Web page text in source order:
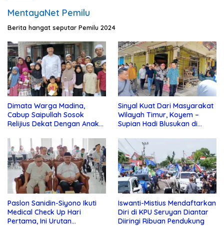
MentayaNet Pemilu
Berita hangat seputar Pemilu 2024
Dimata Warga Madina,
Cabup Saipullah Sosok
Relijius Dekat Dengan Anak
Sinyal Kuat Dari Masyarakat
Wilayah Timur, Koyem –
Supian Hadi Blusukan di
Paslon Sanidin-Siyono Ikuti
Medical Check Up Hari
Pertama, Ini Urutan
Iswanti-Mistius Mendaftarkan
Diri di KPU Seruyan Diantar
Diiringi Ribuan Pendukung